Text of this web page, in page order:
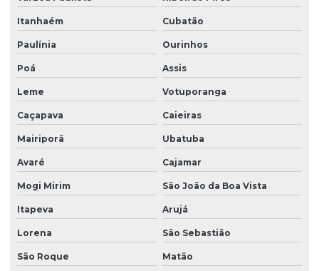
Facility empresa terceirizada
Facility limpeza e conservação
Facility services limpeza
Facility serviços terceirizados
Facility terceirizacao de mao de obra
Firma de limpeza terceirizada
Lavadora de piso para galpão
Lavagem de vidros e fachadas
Limpeza e conservação terceirizada
Itanhaém Cubatão
Paulínia Ourinhos
Poá Assis
Leme Votuporanga
Caçapava Caieiras
Mairiporã Ubatuba
Avaré Cajamar
Mogi Mirim São João da Boa Vista
Itapeva Arujá
Lorena São Sebastião
São Roque Matão